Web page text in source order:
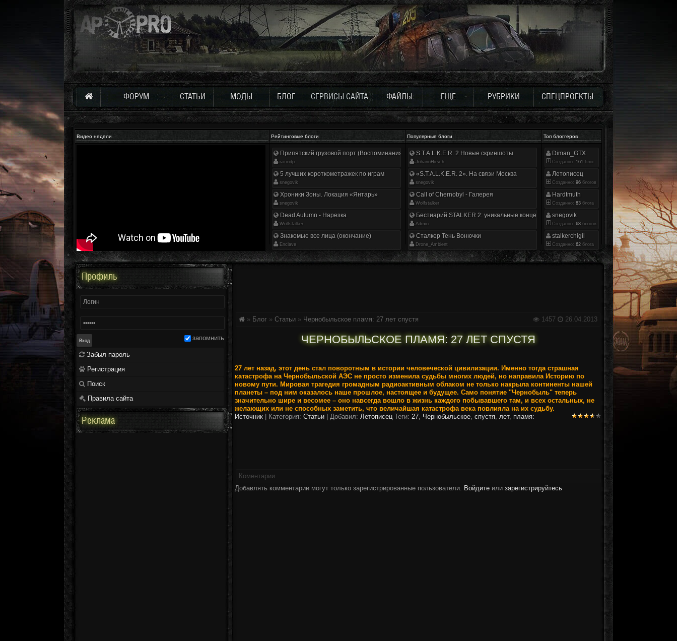
ФОРУМ СТАТЬИ МОДЫ БЛОГ СЕРВИСЫ САЙТА ФАЙЛЫ ЕЩЕ РУБРИКИ СПЕЦПРОЕКТЫ
Видео недели Рейтинговые блоги Популярные блоги Топ блоггеров
Припятский грузовой порт (Воспоминания ликвидатора)
racindp
5 лучших короткометражек по играм
snegovik
Хроники Зоны. Локация «Янтарь»
snegovik
Dead Autumn - Нарезка
Wolfstalker
Знакомые все лица (окончание)
Enclave
S.T.A.L.K.E.R. 2 Новые скриншоты
JohannHirsch
«S.T.A.L.K.E.R. 2». На связи Москва
snegovik
Call of Chernobyl - Галерея
Wolfstalker
Бестиарий STALKER 2: уникальные концепт-арты
Аdmin
Сталкер Тень Вонючки
Drone_Ambient
Diman_GTX
Созданно: 161 блог
Летописец
Созданно: 96 блогов
Hardtmuth
Созданно: 83 блога
snegovik
Созданно: 68 блогов
stalkerchigil
Созданно: 62 блога
1457 26.04.2013
» Блог » Статьи » Чернобыльское пламя: 27 лет спустя
ЧЕРНОБЫЛЬСКОЕ ПЛАМЯ: 27 ЛЕТ СПУСТЯ
27 лет назад, этот день стал поворотным в истории человеческой цивилизации. Именно тогда страшная
катастрофа на Чернобыльской АЭС не просто изменила судьбы многих людей, но направила Историю по
новому пути. Мировая трагедия громадным радиоактивным облаком не только накрыла континенты нашей
планеты – под ним оказалось наше прошлое, настоящее и будущее. Само понятие "Чернобыль" теперь
значительно шире и весомее – оно навсегда вошло в жизнь каждого побывавшего там, и всех остальных, не
желающих или не способных заметить, что величайшая катастрофа века повлияла на их судьбу.
Источник
Категория: Статьи | Добавил: ЛетописецТеги: 27, Чернобыльское, спустя, лет, пламя:
Коментарии
Добавлять комментарии могут только зарегистрированные пользователи. Войдите или зарегистрируйтесь
Профиль
запомнить
Забыл пароль
Регистрация
Поиск
Правила сайта
Реклама